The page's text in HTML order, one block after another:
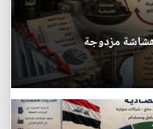
هشاشة مزدوجة